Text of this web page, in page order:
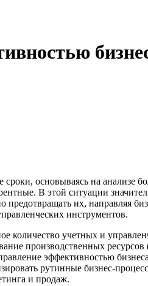
основываясь на анализе
В этой ситуации
их, направляя
инструментов.
учетных и
производственных
эффективностью
рутинные бизнес-
и продаж.